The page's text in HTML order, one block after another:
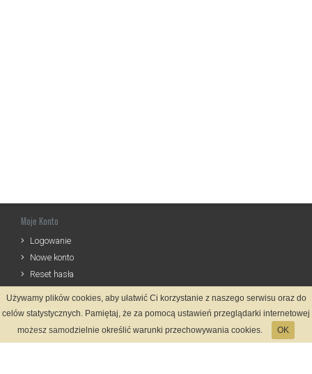
Moje Konto
Logowanie
Nowe konto
Reset hasła
Informacje
Regulamin
Używamy plików cookies, aby ułatwić Ci korzystanie z naszego serwisu oraz do
celów statystycznych. Pamiętaj, że za pomocą ustawień przeglądarki internetowej
możesz samodzielnie określić warunki przechowywania cookies.
OK